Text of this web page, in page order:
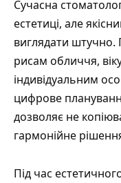
Сучасна
естетиці, але
виглядати штучно.
рисам обличчя,
індивідуальним
цифрове
дозволяє не
гармонійне
Під час